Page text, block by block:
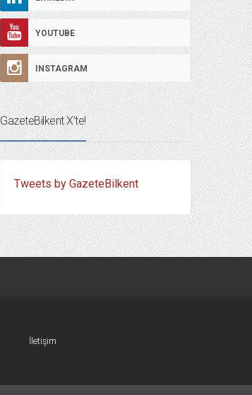
YOUTUBE
INSTAGRAM
GazeteBilkent X’te!
Tweets by GazeteBilkent
İletişim